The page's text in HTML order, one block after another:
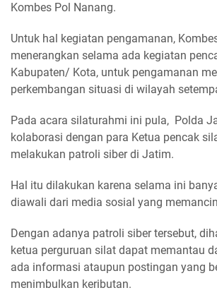
Kombes Pol Nanang.
Untuk hal kegiatan pengamanan,
menerangkan selama ada kegiatan
Kabupaten/ Kota, untuk pengamanan
perkembangan situasi di wilayah
Pada acara silaturahmi ini pula, Polda
kolaborasi dengan para Ketua pencak
melakukan patroli siber di Jatim.
Hal itu dilakukan karena selama ini
diawali dari media sosial yang
Dengan adanya patroli siber tersebut,
ketua perguruan silat dapat memantau
ada informasi ataupun postingan yang
menimbulkan keributan.